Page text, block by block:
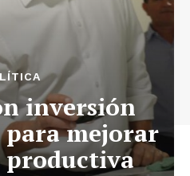
inversión
mejorar
productiva